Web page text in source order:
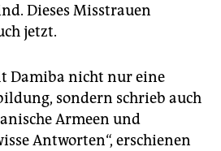
Dieses Misstrauen
jetzt.
Damiba nicht nur eine
sondern schrieb auch
Armeen und
Antworten“, erschienen